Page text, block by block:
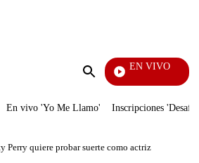
Enviar
EN VIVO
En vivo 'Yo Me Llamo' Inscripciones
Perry quiere probar suerte como actriz